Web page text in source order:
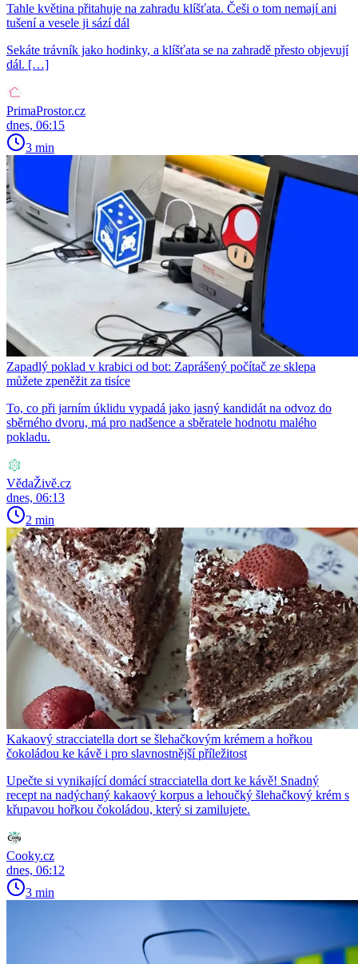
Tahle květina přitahuje na zahradu klíšťata. Češi o tom nemají ani
tušení a vesele ji sází dál
Sekáte trávník jako hodinky, a klíšťata se na zahradě přesto objevují
dál. […]
PrimaProstor.cz
dnes, 06:15
3 min
Zapadlý poklad v krabici od bot: Zaprášený počítač ze sklepa
můžete zpeněžit za tisíce
To, co při jarním úklidu vypadá jako jasný kandidát na odvoz do
sběrného dvoru, má pro nadšence a sběratele hodnotu malého
pokladu.
VědaŽivě.cz
dnes, 06:13
2 min
Kakaový stracciatella dort se šlehačkovým krémem a hořkou
čokoládou ke kávě i pro slavnostnější příležitost
Upečte si vynikající domácí stracciatella dort ke kávě! Snadný
recept na nadýchaný kakaový korpus a lehoučký šlehačkový krém s
křupavou hořkou čokoládou, který si zamilujete.
Cooky.cz
dnes, 06:12
3 min